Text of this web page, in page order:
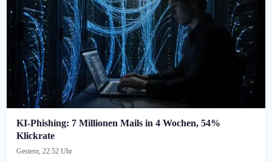
KI-Phishing: 7 Millionen Mails in 4 Wochen, 54%
Klickrate
Gestern, 22:52 Uhr